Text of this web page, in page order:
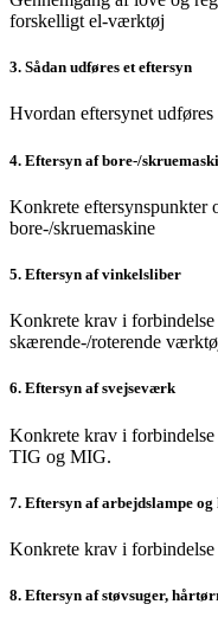
forskelligt el-værktøj
3. Sådan udføres et eftersyn
Hvordan eftersynet
4. Eftersyn af bore-/
Konkrete eftersynspunkter
bore-/skruemaskine
5. Eftersyn af vinkelsliber
Konkrete krav i
skærende-/roterende
6. Eftersyn af svejseværk
Konkrete krav i
TIG og MIG.
7. Eftersyn af arbejdslampe
Konkrete krav i forbindelse
8. Eftersyn af støvsuger,